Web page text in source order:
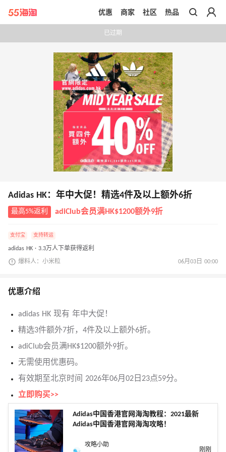
带你去官网买正品
优惠 商家 社区 热品
已过期
Adidas HK：年中大促！精选4件及以上额外6折
最高5%返利 adiClub会员满HK$1200额外9折
支付宝 支持转运
adidas HK · 3.3万人下单获得返利
爆料人：小米粒 06月03日 00:00
优惠介绍
adidas HK 现有 年中大促！
精选3件额外7折，4件及以上额外6折。
adiClub会员满HK$1200额外9折。
无需使用优惠码。
有效期至北京时间 2026年06月02日23点59分。
立即购买>>
Adidas中国香港官网海淘教程：2021最新
Adidas中国香港官网海淘攻略！
攻略小助
刚刚